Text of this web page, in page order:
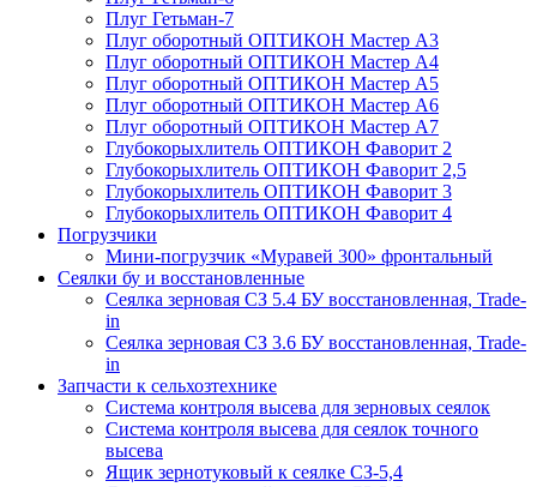
Плуг Гетьман-7
Плуг оборотный ОПТИКОН Мастер А3
Плуг оборотный ОПТИКОН Мастер А4
Плуг оборотный ОПТИКОН Мастер А5
Плуг оборотный ОПТИКОН Мастер А6
Плуг оборотный ОПТИКОН Мастер А7
Глубокорыхлитель ОПТИКОН Фаворит 2
Глубокорыхлитель ОПТИКОН Фаворит 2,5
Глубокорыхлитель ОПТИКОН Фаворит 3
Глубокорыхлитель ОПТИКОН Фаворит 4
Погрузчики
Мини-погрузчик «Муравей 300» фронтальный
Сеялки бу и восстановленные
Сеялка зерновая СЗ 5.4 БУ восстановленная, Trade-
in
Сеялка зерновая СЗ 3.6 БУ восстановленная, Trade-
in
Запчасти к сельхозтехнике
Система контроля высева для зерновых сеялок
Система контроля высева для сеялок точного
высева
Ящик зернотуковый к сеялке СЗ-5,4